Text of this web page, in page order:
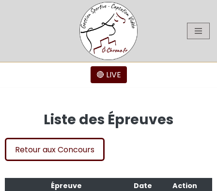
🔴 LIVE
Liste des Épreuves
Retour aux Concours
Épreuve Date Action